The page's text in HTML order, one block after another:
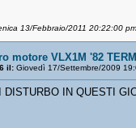
13/Febbraio/2011 20:22:00
motore VLX1M '82
il: Giovedì 17/Settembre/2009
IN QUESTI